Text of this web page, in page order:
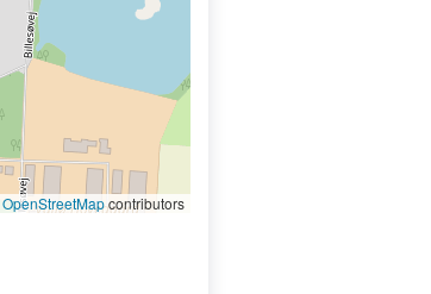
OpenStreetMapcontributors